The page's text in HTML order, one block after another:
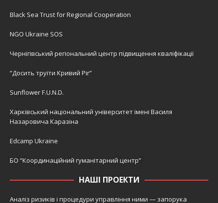
Black Sea Trust for Regional Cooperation
NGO Ukraine SOS
Чернігівський регіональний центр підвищення кваліфікації
“Досить труїти Кривий Ріг”
Sunflower F.U.N.D.
Харківський національний університет імені Василя
Назаровича Каразіна
Edcamp Ukraine
БО “Координаційний гуманітарний центр”
НАШІ ПРОЕКТИ
Аналіз ризиків і процедури управління ними — запорука